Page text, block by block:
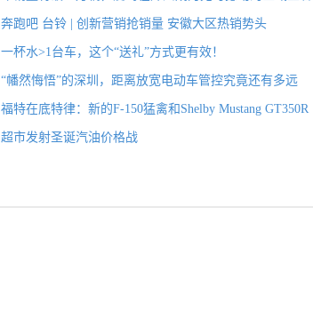
奔跑吧 台铃 | 创新营销抢销量 安徽大区热销势头
一杯水>1台车，这个“送礼”方式更有效！
“幡然悔悟”的深圳，距离放宽电动车管控究竟还有多远
福特在底特律：新的F-150猛禽和Shelby Mustang GT350R
超市发射圣诞汽油价格战